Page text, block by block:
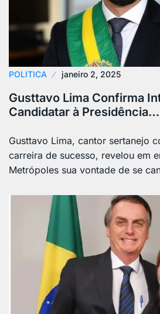
POLITICA janeiro 2, 2025
Gusttavo Lima Confirma
Candidatar à Presidência…
Gusttavo Lima, cantor sertanejo
carreira de sucesso, revelou em
Metrópoles sua vontade de se